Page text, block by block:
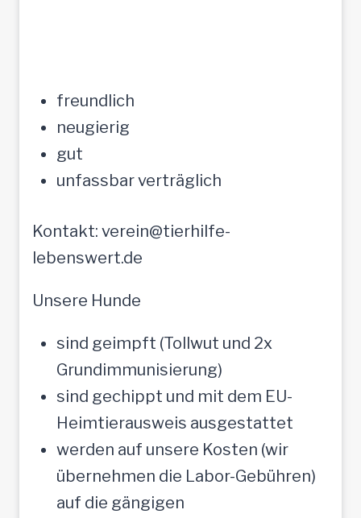
freundlich
neugierig
gut
unfassbar verträglich
Kontakt: verein@tierhilfe-
lebenswert.de
Unsere Hunde
sind geimpft (Tollwut und 2x
Grundimmunisierung)
sind gechippt und mit dem EU-
Heimtierausweis ausgestattet
werden auf unsere Kosten (wir
übernehmen die Labor-Gebühren)
auf die gängigen